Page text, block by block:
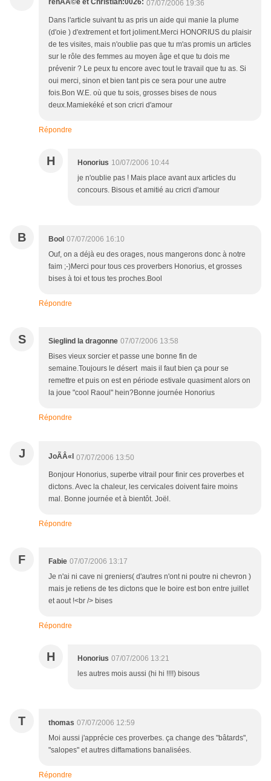
renÃÂ©e et Christian:0026: 07/07/2006 19:36
Dans l'article suivant tu as pris un aide qui manie la plume
(d'oie ) d'extrement et fort joliment.Merci HONORIUS du plaisir
de tes visites, mais n'oublie pas que tu m'as promis un articles
sur le rôle des femmes au moyen âge et que tu dois me
prévenir ? Le peux tu encore avec tout le travail que tu as. Si
oui merci, sinon et bien tant pis ce sera pour une autre
fois.Bon W.E. où que tu sois, grosses bises de nous
deux.Mamiekéké et son cricri d'amour
Répondre
H Honorius 10/07/2006 10:44
je n'oublie pas ! Mais place avant aux articles du
concours. Bisous et amitié au cricri d'amour
B Bool 07/07/2006 16:10
Ouf, on a déjà eu des orages, nous mangerons donc à notre
faim ;-)Merci pour tous ces proverbers Honorius, et grosses
bises à toi et tous tes proches.Bool
Répondre
S Sieglind la dragonne 07/07/2006 13:58
Bises vieux sorcier et passe une bonne fin de
semaine.Toujours le désert mais il faut bien ça pour se
remettre et puis on est en période estivale quasiment alors on
la joue "cool Raoul" hein?Bonne journée Honorius
Répondre
J JoÃÂ«l 07/07/2006 13:50
Bonjour Honorius, superbe vitrail pour finir ces proverbes et
dictons. Avec la chaleur, les cervicales doivent faire moins
mal. Bonne journée et à bientôt. Joël.
Répondre
F Fabie 07/07/2006 13:17
Je n'ai ni cave ni greniers( d'autres n'ont ni poutre ni chevron )
mais je retiens de tes dictons que le boire est bon entre juillet
et aout !<br /> bises
Répondre
H Honorius 07/07/2006 13:21
les autres mois aussi (hi hi !!!!) bisous
T thomas 07/07/2006 12:59
Moi aussi j'apprécie ces proverbes. ça change des "bâtards",
"salopes" et autres diffamations banalisées.
Répondre